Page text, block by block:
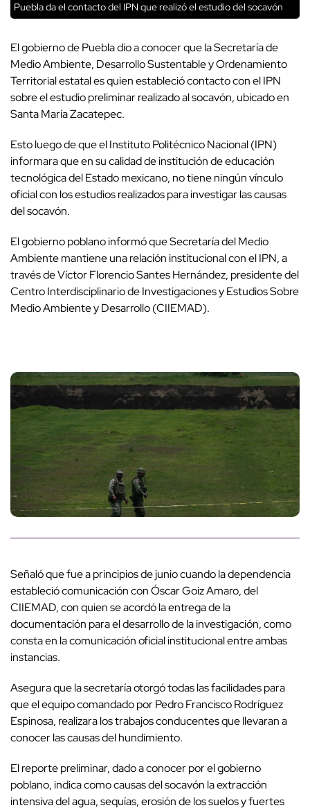
Puebla da el contacto del IPN que realizó el estudio del socavón
El gobierno de Puebla dio a conocer que la Secretaría de
Medio Ambiente, Desarrollo Sustentable y Ordenamiento
Territorial estatal es quien estableció contacto con el IPN
sobre el estudio preliminar realizado al socavón, ubicado en
Santa María Zacatepec.
Esto luego de que el Instituto Politécnico Nacional (IPN)
informara que en su calidad de institución de educación
tecnológica del Estado mexicano, no tiene ningún vínculo
oficial con los estudios realizados para investigar las causas
del socavón.
El gobierno poblano informó que Secretaría del Medio
Ambiente mantiene una relación institucional con el IPN, a
través de Víctor Florencio Santes Hernández, presidente del
Centro Interdisciplinario de Investigaciones y Estudios Sobre
Medio Ambiente y Desarrollo (CIIEMAD).
Señaló que fue a principios de junio cuando la dependencia
estableció comunicación con Óscar Goiz Amaro, del
CIIEMAD, con quien se acordó la entrega de la
documentación para el desarrollo de la investigación, como
consta en la comunicación oficial institucional entre ambas
instancias.
Asegura que la secretaría otorgó todas las facilidades para
que el equipo comandado por Pedro Francisco Rodríguez
Espinosa, realizara los trabajos conducentes que llevaran a
conocer las causas del hundimiento.
El reporte preliminar, dado a conocer por el gobierno
poblano, indica como causas del socavón la extracción
intensiva del agua, sequías, erosión de los suelos y fuertes